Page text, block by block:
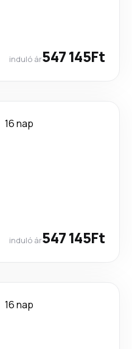
induló ár547 145Ft
16 nap
induló ár547 145Ft
16 nap